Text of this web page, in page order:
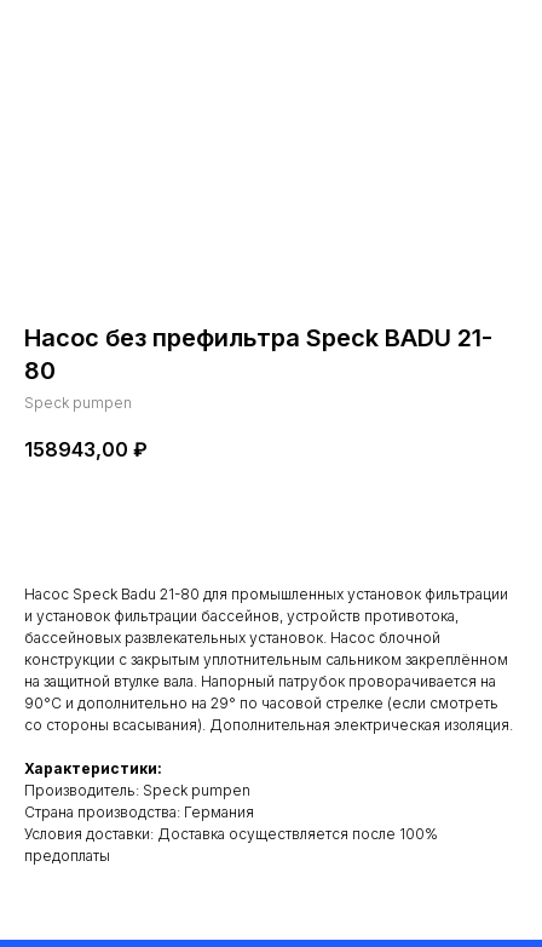
Насос без префильтра Speck BADU 21-
80
Speck pumpen
158943,00 ₽
Насос Speck Badu 21-80 для промышленных установок фильтрации
и установок фильтрации бассейнов, устройств противотока,
бассейновых развлекательных установок. Насос блочной
конструкции с закрытым уплотнительным сальникoм закреплённом
на защитной втулке вала. Напорный патрубок проворачивается на
90°C и дополнительно на 29° по часовой стрелке (если смотреть
со стороны всасывания). Дополнительная электрическая изоляция.
Характеристики:
Производитель: Speck pumpen
Cтрана производства: Германия
Условия доставки: Доставка осуществляется после 100%
предоплаты